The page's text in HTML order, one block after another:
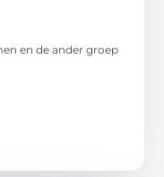
en de ander groep